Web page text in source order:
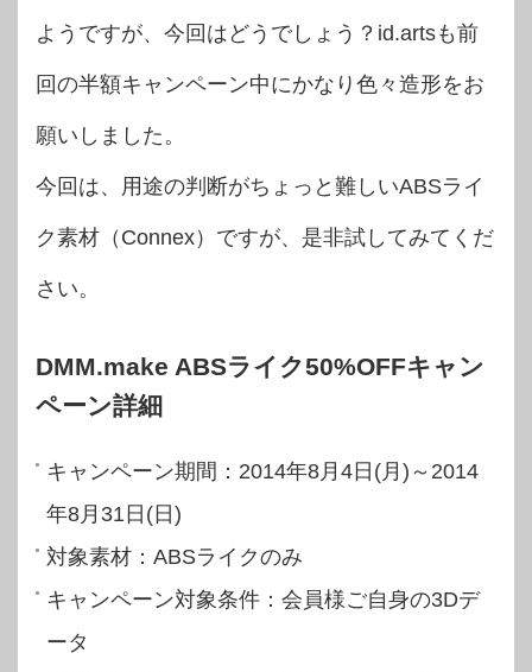
ようですが、今回はどうでしょう？id.artsも前
回の半額キャンペーン中にかなり色々造形をお
願いしました。
今回は、用途の判断がちょっと難しいABSライ
ク素材（Connex）ですが、是非試してみてくだ
さい。
DMM.make ABSライク50%OFFキャン
ペーン詳細
キャンペーン期間：2014年8月4日(月)～2014
年8月31日(日)
対象素材：ABSライクのみ
キャンペーン対象条件：会員様ご自身の3Dデ
ータ